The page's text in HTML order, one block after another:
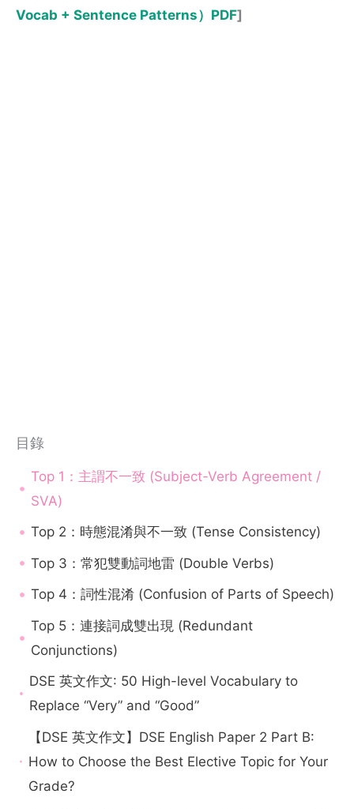
Vocab + Sentence Patterns）PDF]
目錄
Top 1：主謂不一致 (Subject-Verb Agreement /
SVA)
Top 2：時態混淆與不一致 (Tense Consistency)
Top 3：常犯雙動詞地雷 (Double Verbs)
Top 4：詞性混淆 (Confusion of Parts of Speech)
Top 5：連接詞成雙出現 (Redundant
Conjunctions)
DSE 英文作文: 50 High-level Vocabulary to
Replace “Very” and “Good”
【DSE 英文作文】DSE English Paper 2 Part B:
How to Choose the Best Elective Topic for Your
Grade?